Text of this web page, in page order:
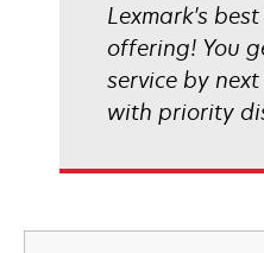
Lexmark's
offering! You
service by
with priority